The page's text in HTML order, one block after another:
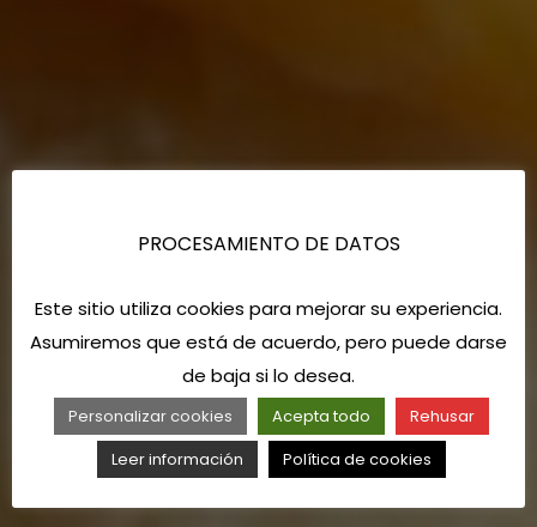
PROCESAMIENTO DE DATOS
Este sitio utiliza cookies para mejorar su experiencia.
Asumiremos que está de acuerdo, pero puede darse
de baja si lo desea.
Personalizar cookies Acepta todo
Rehusar
Leer información
Política de cookies